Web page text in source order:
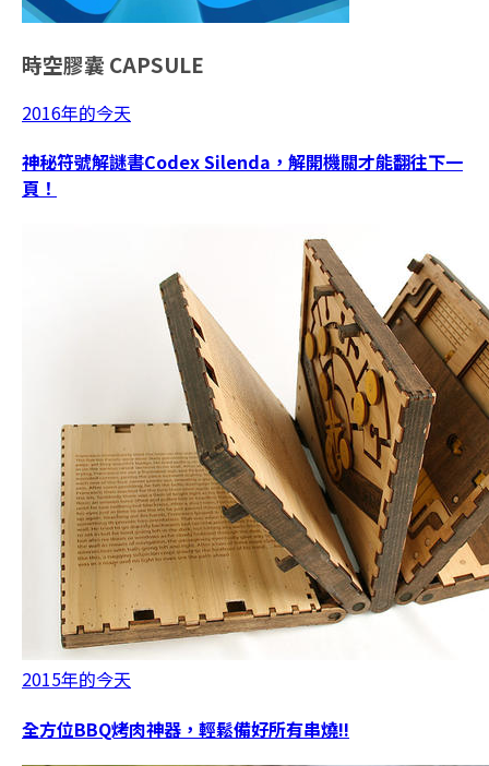
時空膠囊 CAPSULE
2016年的今天
神秘符號解謎書Codex Silenda，解開機關才能翻往下一
頁！
2015年的今天
全方位BBQ烤肉神器，輕鬆備好所有串燒!!